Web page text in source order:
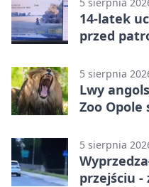
14-latek
przed
5 sierpnia
Lwy
Zoo
5 sierpnia
przejściu -